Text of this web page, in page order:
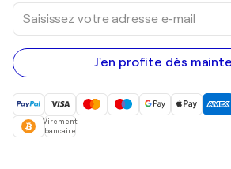
Saisissez
votre
adresse
e-
mail
J'en profite dès
Virement
bancaire